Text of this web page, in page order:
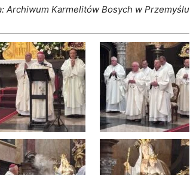
Archiwum Karmelitów Bosych w Przemyślu